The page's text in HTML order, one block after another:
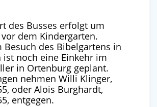
des Busses erfolgt um
vor dem Kindergarten.
Besuch des Bibelgartens in
ist noch eine Einkehr im
in Ortenburg geplant.
nehmen Willi Klinger,
oder Alois Burghardt,
entgegen.